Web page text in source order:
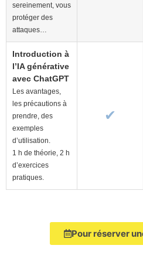
sereinement, vous
protéger des
attaques…
Introduction à
l’IA générative
avec ChatGPT
Les avantages,
les précautions à
prendre, des
exemples
d’utilisation.
1 h de théorie, 2 h
d’exercices
pratiques.
✔
Pour réserver